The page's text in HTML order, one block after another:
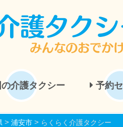
介護タクシー 予約
> 浦安市> らくらく介護タクシー